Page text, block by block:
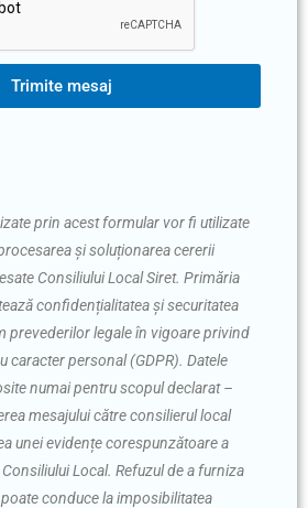
Trimite mesaj
prin acest formular vor fi utilizate
și soluționarea cererii
Consiliului Local Siret. Primăria
confidențialitatea și securitatea
prevederilor legale în vigoare privind
caracter personal (GDPR). Datele
numai pentru scopul declarat –
mesajului către consilierul local
unei evidențe corespunzătoare a
Local. Refuzul de a furniza
conduce la imposibilitatea